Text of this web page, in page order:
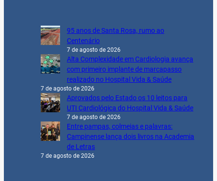
95 anos de Santa Rosa, rumo ao
Centenário
7 de agosto de 2026
Alta Complexidade em Cardiologia avança
com primeiro implante de marcapasso
realizado no Hospital Vida & Saúde
7 de agosto de 2026
Aprovados pelo Estado os 10 leitos para
UTI Cardiológica do Hospital Vida & Saúde
7 de agosto de 2026
Entre pampas, colmeias e palavras:
Campinense lança dois livros na Academia
de Letras
7 de agosto de 2026